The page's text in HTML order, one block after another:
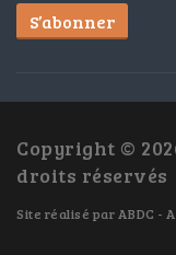
S’abonner
Copyright ©
droits réservés
Site réalisé par ABDC -